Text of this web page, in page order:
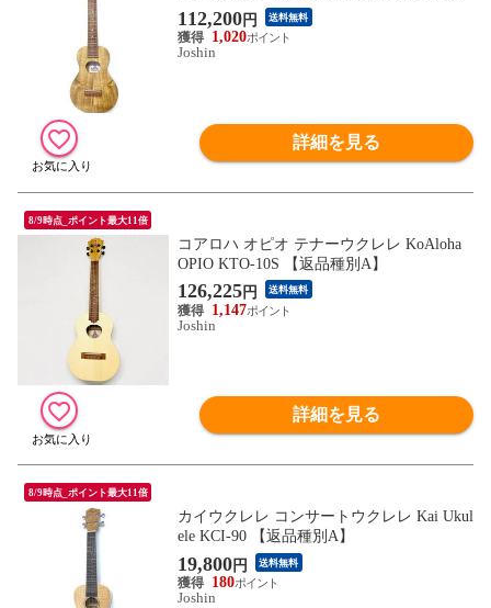
【返品種別A】
112,200円 送料無料
1,020
Joshin
詳細を見る
8/9時点_ポイント最大11倍
コアロハ オピオ テナーウクレレ KoAloha
OPIO KTO-10S 【返品種別A】
126,225円 送料無料
1,147
Joshin
詳細を見る
8/9時点_ポイント最大11倍
カイウクレレ コンサートウクレレ Kai Ukul
ele KCI-90 【返品種別A】
19,800円 送料無料
180
Joshin